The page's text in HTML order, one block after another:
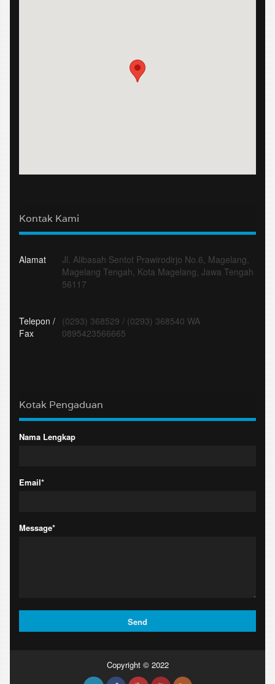
Kontak Kami
Alamat
Jl. Alibasah Sentot Prawirodirjo No.6, Magelang,
Magelang Tengah, Kota Magelang, Jawa Tengah
56117
Telepon /
Fax
(0293) 368529 / (0293) 368540 WA
0895423566665
Kotak Pengaduan
Nama Lengkap
Email*
Message*
Copyright © 2022